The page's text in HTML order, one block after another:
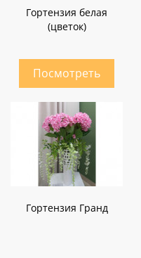
Гортензия белая
(цветок)
Гортензия Гранд